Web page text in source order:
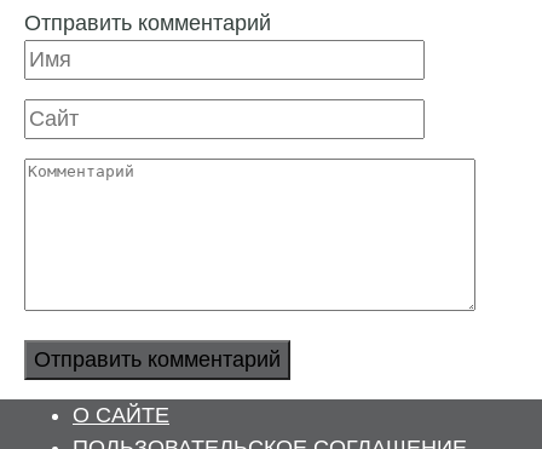
Отправить комментарий
Имя
Сайт
Комментарий
О САЙТЕ